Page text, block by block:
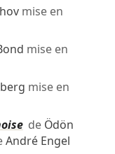
mise en
mise en
mise en
de Ödön
André Engel